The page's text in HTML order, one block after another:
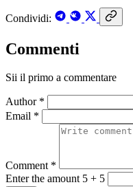
Condividi:
Commenti
Sii il primo a commentare
Author *
Email *
Comment *
Enter the amount 5 + 5